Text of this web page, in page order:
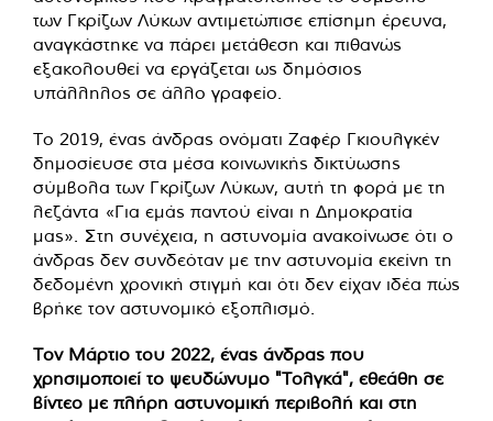
των Γκρίζων Λύκων αντιμετώπισε επίσημη έρευνα,
αναγκάστηκε να πάρει μετάθεση και πιθανώς
εξακολουθεί να εργάζεται ως δημόσιος
υπάλληλος σε άλλο γραφείο.
Το 2019, ένας άνδρας ονόματι Ζαφέρ Γκιουλγκέν
δημοσίευσε στα μέσα κοινωνικής δικτύωσης
σύμβολα των Γκρίζων Λύκων, αυτή τη φορά με τη
λεζάντα «Για εμάς παντού είναι η Δημοκρατία
μας». Στη συνέχεια, η αστυνομία ανακοίνωσε ότι ο
άνδρας δεν συνδεόταν με την αστυνομία εκείνη τη
δεδομένη χρονική στιγμή και ότι δεν είχαν ιδέα πώς
βρήκε τον αστυνομικό εξοπλισμό.
Τον Μάρτιο του 2022, ένας άνδρας που
χρησιμοποιεί το ψευδώνυμο "Τολγκά", εθεάθη σε
βίντεο με πλήρη αστυνομική περιβολή και στη